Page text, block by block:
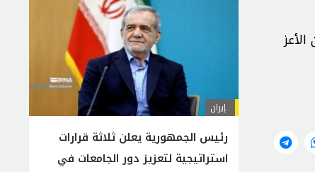
إيران
رئيس الجمهورية يعلن ثلاثة قرارات
استراتيجية لتعزيز دور الجامعات في